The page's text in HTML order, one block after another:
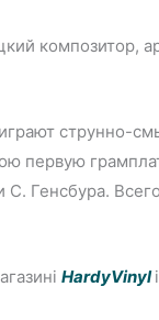
композитор,
струнно-
первую
Генсбура.
HardyVinyl